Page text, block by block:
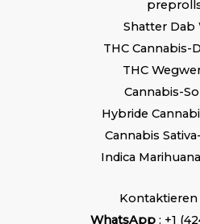
Shatter Dab
THC Cannabis-
THC
Cannabis-
Hybride
Cannabis
Indica
Kontaktieren
WhatsApp : +1